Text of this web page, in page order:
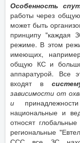
Особенность
работы через
может быть
принципу "каждая
режиме. В этом
имеющих,
общую КС и
аппаратурой. Все
входят в
зависимости от
и
национальные и
относят
региональные